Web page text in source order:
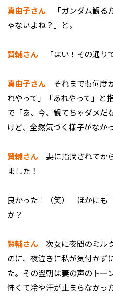
真由子さん 「ガンダム観る
ゃないよね？」と。
賢輔さん 「はい！その通り
真由子さん それまでも何度
れやって」「あれやって」と
で「あ、今、観てちゃダメだ
けど、全然気づく様子がなか
賢輔さん 妻に指摘されてか
ました！
――良かった！（笑） ほかに
か？
賢輔さん 次女に夜間のミル
のに、夜泣きに私が気付かず
た。その翌朝は妻の声のトー
怖くて冷や汗が止まらなかっ